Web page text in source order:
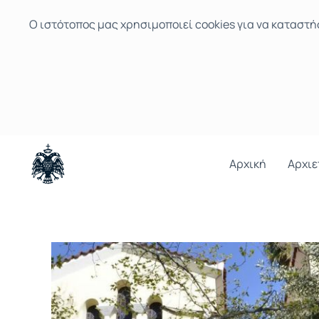
Ο ιστότοπoς μας χρησιμοποιεί cookies για να
Αρχική